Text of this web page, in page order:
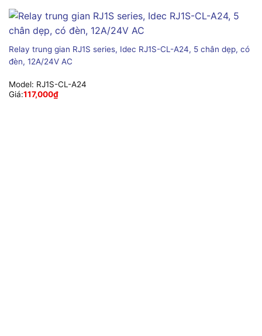
Relay trung gian RJ1S series, Idec RJ1S-CL-A24, 5 chân dẹp, có
đèn, 12A/24V AC
Model: RJ1S-CL-A24
Giá:117,000₫